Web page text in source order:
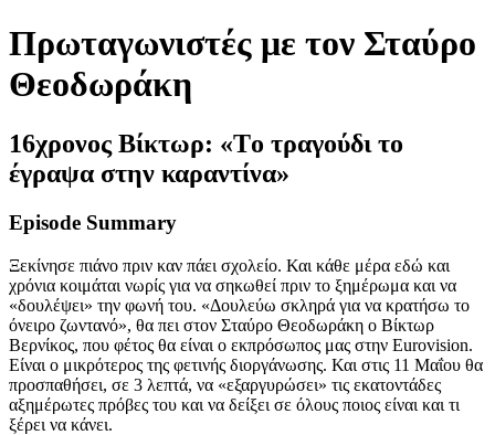
Πρωταγωνιστές με τον Σταύρο
Θεοδωράκη
16χρονος Βίκτωρ: «Tο τραγούδι το
έγραψα στην καραντίνα»
Episode Summary
Ξεκίνησε πιάνο πριν καν πάει σχολείο. Και κάθε μέρα εδώ και
χρόνια κοιμάται νωρίς για να σηκωθεί πριν το ξημέρωμα και να
«δουλέψει» την φωνή του. «Δουλεύω σκληρά για να κρατήσω το
όνειρο ζωντανό», θα πει στον Σταύρο Θεοδωράκη ο Βίκτωρ
Βερνίκος, που φέτος θα είναι ο εκπρόσωπος μας στην Eurovision.
Είναι ο μικρότερος της φετινής διοργάνωσης. Και στις 11 Μαΐου θα
προσπαθήσει, σε 3 λεπτά, να «εξαργυρώσει» τις εκατοντάδες
αξημέρωτες πρόβες του και να δείξει σε όλους ποιος είναι και τι
ξέρει να κάνει.